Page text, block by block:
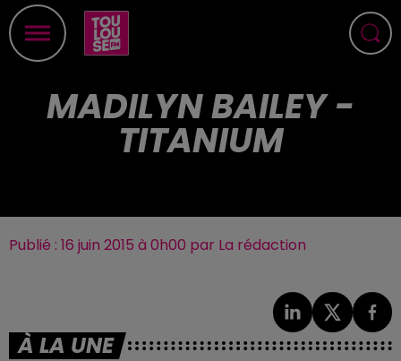
MADILYN BAILEY -
TITANIUM
Publié : 16 juin 2015 à 0h00 par La rédaction
À LA UNE